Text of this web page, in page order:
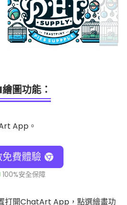
圖功能：
App。
免費體驗
打開ChatArt App，點選繪畫功